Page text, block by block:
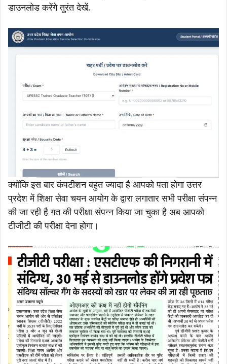
डाउनलोड करेंगे तुरंत देखें.
क्योंकि इस बार कंपटीशन बहुत ज्यादा है आपको पता होगा उत्तर
प्रदेश में शिक्षा सेवा चयन आयोग के द्वारा लगातार सभी परीक्षा संपन्न
की जा रही है गत की परीक्षा संपन्न किया जा चुका है अब आपको
टीजीटी की परीक्षा देना होगा।